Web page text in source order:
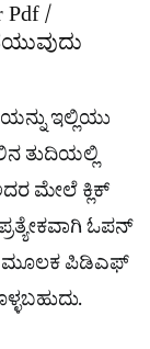
Pdf /
ಇಲ್ಲಿಯು
ತುದಿಯಲ್ಲಿ
ಮೇಲೆ ಕ್ಲಿಕ್
ಓಪನ್​
ಮೂಲಕ ಪಿಡಿಎಫ್​